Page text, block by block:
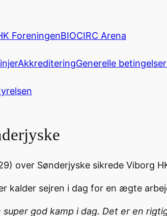
ForeningenBIOCIRC Arena
AkkrediteringGenerelle
over Sønderjyske sikrede Viborg
kalder sejren i dag for en ægte
super god kamp i dag. Det er en